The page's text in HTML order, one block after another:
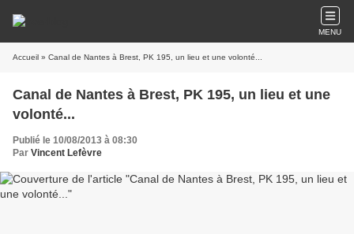
MENU
Accueil » Canal de Nantes à Brest, PK 195, un lieu et une volonté...
Canal de Nantes à Brest, PK 195, un lieu et une
volonté...
Publié le 10/08/2013 à 08:30
Par Vincent Lefèvre